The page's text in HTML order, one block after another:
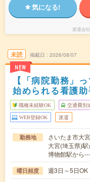
気になる!
派遣会社
未読
NEW
掲載日 2026/08/07
【「病院勤務」
始められる看護助
職種未経験OK 交通費別
WEB登録OK 派遣
勤務地
さいたま市大
大宮(埼玉県)
博物館駅から
曜日頻度 週3日～5日